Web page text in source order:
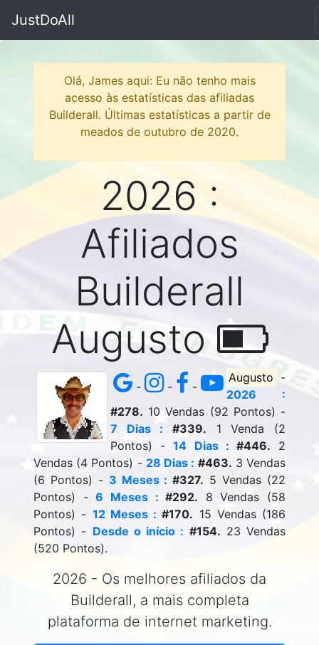
JustDoAll
Olá, James aqui: Eu não tenho mais
acesso às estatísticas das afiliadas
Builderall. Últimas estatísticas a partir de
meados de outubro de 2020.
2026 :
Afiliados
Builderall
Augusto
- - -
Augusto -
2026 :
#278. 10 Vendas (92 Pontos) -
7 Dias : #339. 1 Venda (2
Pontos) -14 Dias : #446. 2
Vendas (4 Pontos) - 28 Dias : #463. 3 Vendas
(6 Pontos) - 3 Meses : #327. 5 Vendas (22
Pontos) -6 Meses : #292. 8 Vendas (58
Pontos) - 12 Meses : #170. 15 Vendas (186
Pontos) - Desde o início : #154. 23 Vendas
(520 Pontos).
2026 - Os melhores afiliados da
Builderall, a mais completa
plataforma de internet marketing.